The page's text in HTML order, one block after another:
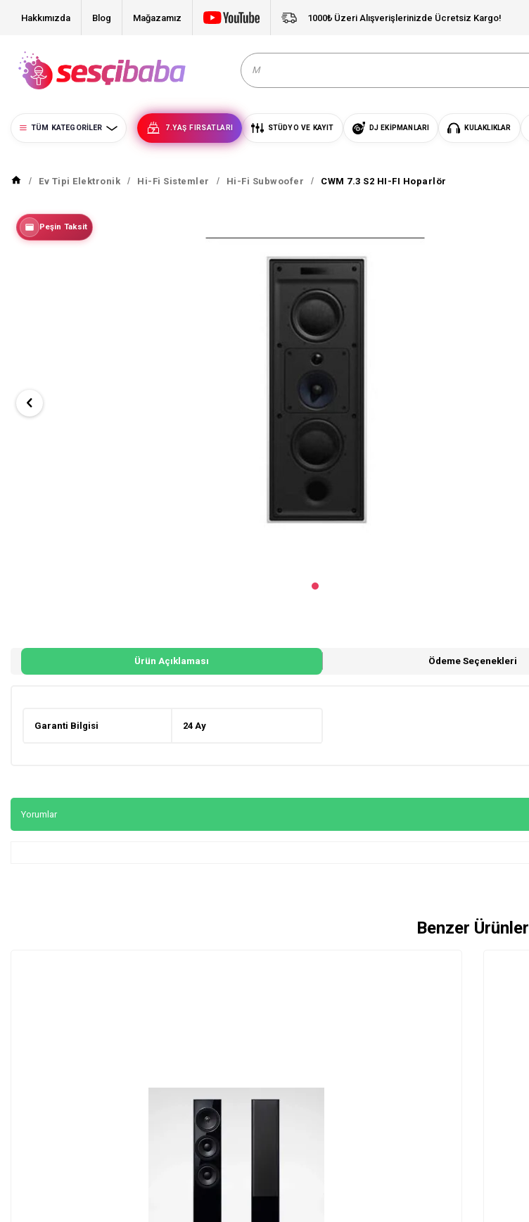
Hakkımızda Blog Mağazamız 1000₺ Üzeri Alışverişlerinizde Ücretsiz Kargo!
TÜM KATEGORILER 7.YAŞ FIRSATLARI STÜDYO VE KAYIT DJ EKIPMANLARI KULAKLIKLAR
Ev Tipi Elektronik Hi-Fi Sistemler Hi-Fi Subwoofer CWM 7.3 S2 HI-FI Hoparlör
Peşin Taksit
Ürün Açıklaması Ödeme Seçenekleri
Garanti Bilgisi 24 Ay
Yorumlar
Benzer Ürünler